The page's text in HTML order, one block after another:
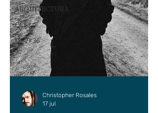
ARQUITECTURA
CCF2
UP2#36
Christopher Rosales
17 jul